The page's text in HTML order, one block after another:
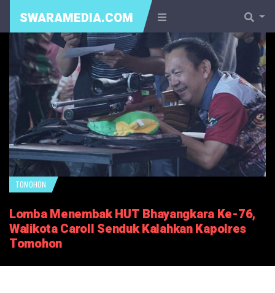
SWARAMEDIA.COM
TOMOHON
Lomba Menembak HUT Bhayangkara Ke-76,
Walikota Caroll Senduk Kalahkan Kapolres
Tomohon